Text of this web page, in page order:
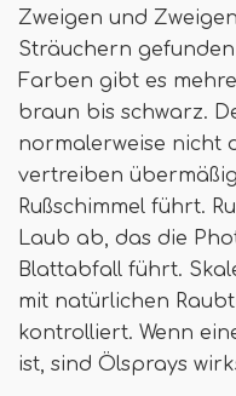
Zweigen und
Sträuchern
Farben gibt es
braun bis schwarz.
normalerweise nicht
vertreiben
Rußschimmel führt.
Laub ab, das die
Blattabfall führt.
mit natürlichen
kontrolliert. Wenn
ist, sind Ölsprays